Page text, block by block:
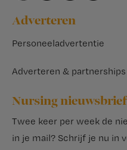
Adverteren
Personeeladvertentie
Adverteren & partnerships
Nursing nieuwsbrief
Twee keer per week de
in je mail? Schrijf je nu in